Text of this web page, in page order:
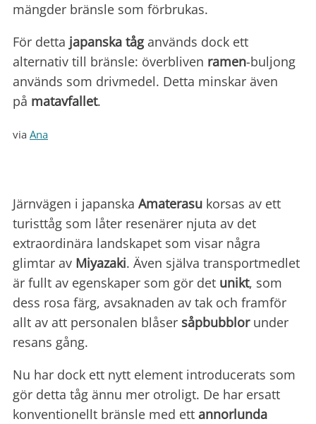
mängder bränsle som förbrukas.
För detta japanska tåganvänds dock ett
alternativ till bränsle: överbliven ramen-buljong
används som drivmedel. Detta minskar även
på matavfallet.
via Ana
Järnvägen i japanska Amaterasu korsas av ett
turisttåg som låter resenärer njuta av det
extraordinära landskapet som visar några
glimtar av Miyazaki. Även själva transportmedlet
är fullt av egenskaper som gör det unikt, som
dess rosa färg, avsaknaden av tak och framför
allt av att personalen blåser såpbubblorunder
resans gång.
Nu har dock ett nytt element introducerats som
gör detta tåg ännu mer otroligt. De har ersatt
konventionellt bränsle med ett annorlunda